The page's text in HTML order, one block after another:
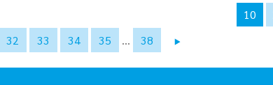
10
32 33 34 35 ... 38